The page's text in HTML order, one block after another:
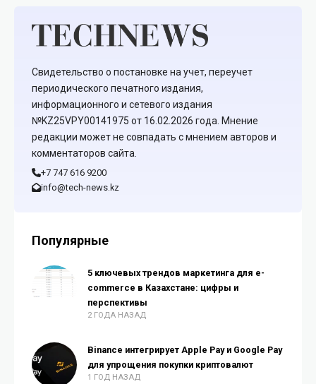
Свидетельство о постановке на учет, переучет
периодического печатного издания,
информационного и сетевого издания
№KZ25VPY00141975 от 16.02.2026 года. Мнение
редакции может не совпадать с мнением авторов и
комментаторов сайта.
+7 747 616 9200
info@tech-news.kz
Популярные
5 ключевых трендов маркетинга для e-
commerce в Казахстане: цифры и
перспективы
2 ГОДА НАЗАД
Binance интегрирует Apple Pay и Google Pay
для упрощения покупки криптовалют
1 ГОД НАЗАД